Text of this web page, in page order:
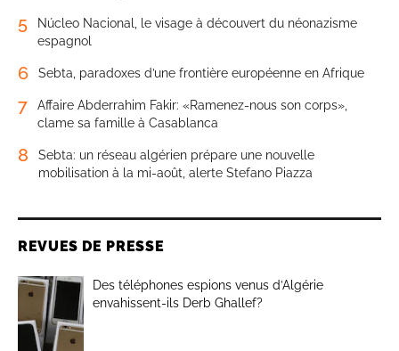
5
Núcleo Nacional, le visage à découvert du néonazisme
espagnol
6 Sebta, paradoxes d’une frontière européenne en Afrique
7
Affaire Abderrahim Fakir: «Ramenez-nous son corps»,
clame sa famille à Casablanca
8
Sebta: un réseau algérien prépare une nouvelle
mobilisation à la mi-août, alerte Stefano Piazza
REVUES DE PRESSE
Des téléphones espions venus d’Algérie
envahissent-ils Derb Ghallef?